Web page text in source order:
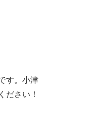
す。小津
ださい！